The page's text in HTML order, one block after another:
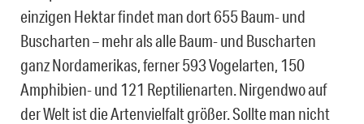
einzigen Hektar findet man dort 655 Baum- und
Buscharten – mehr als alle Baum- und Buscharten
ganz Nordamerikas, ferner 593 Vogelarten, 150
Amphibien- und 121 Reptilienarten. Nirgendwo auf
der Welt ist die Artenvielfalt größer. Sollte man nicht